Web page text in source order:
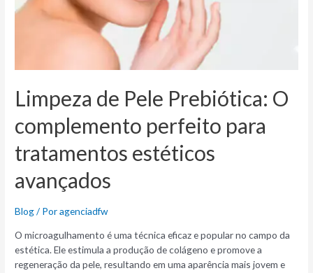
Limpeza de Pele Prebiótica: O
complemento perfeito para
tratamentos estéticos
avançados
Blog/ Poragenciadfw
O microagulhamento é uma técnica eficaz e popular no campo da
estética. Ele estimula a produção de colágeno e promove a
regeneração da pele, resultando em uma aparência mais jovem e